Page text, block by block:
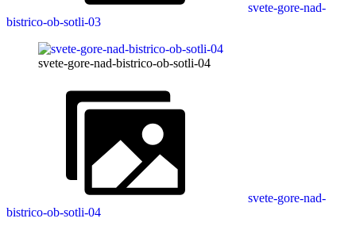
svete-gore-nad-
bistrico-ob-sotli-03
svete-gore-nad-bistrico-ob-sotli-04
svete-gore-nad-
bistrico-ob-sotli-04